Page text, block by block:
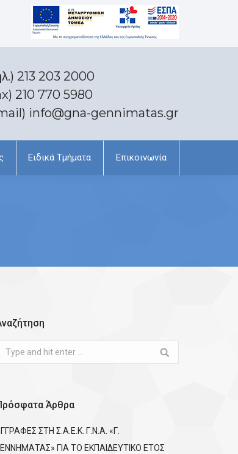
213 203 2000
210 770 5980
info@gna-gennimatas.gr
Ειδικά Τμήματα Επικοινωνία
Search:
Άρθρα
ΣΤΗ Σ.Α.Ε.Κ. Γ.Ν.Α. «Γ.
ΓΙΑ ΤΟ ΕΚΠΑΙΔΕΥΤΙΚΟ ΕΤΟΣ